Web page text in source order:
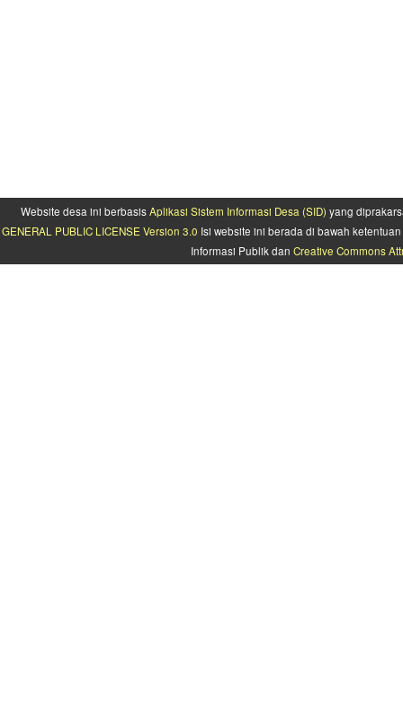
Website desa ini berbasisAplikasi Sistem Informasi Desa (SID) yang
GENERAL PUBLIC LICENSE Version 3.0 Isi website ini berada di bawah
Informasi Publik dan Creative Commons